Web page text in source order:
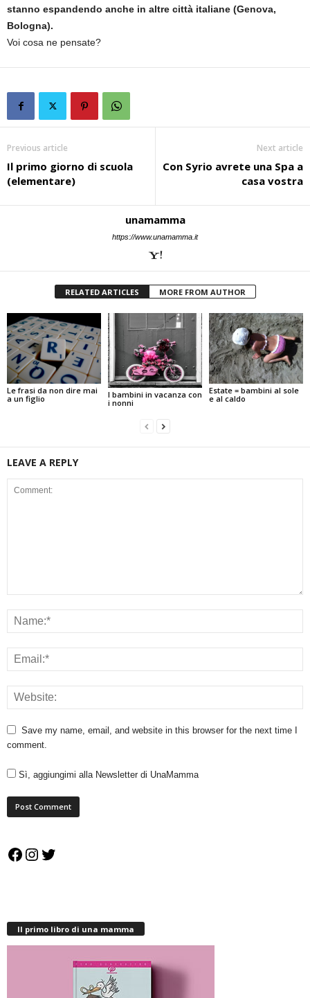
stanno espandendo anche in altre città italiane (Genova,
Bologna).
Voi cosa ne pensate?
Previous article
Il primo giorno di scuola
(elementare)
Next article
Con Syrio avrete una Spa a
casa vostra
unamamma
https://www.unamamma.it
RELATED ARTICLES MORE FROM AUTHOR
Le frasi da non dire mai
a un figlio
I bambini in vacanza con
i nonni
Estate = bambini al sole
e al caldo
LEAVE A REPLY
Save my name, email, and website in this browser for the next time I
comment.
Sì, aggiungimi alla Newsletter di UnaMamma
Facebook
Instagram
Twitter
Il primo libro di una mamma